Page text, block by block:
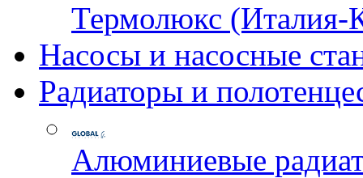
Термолюкс (Италия-
Насосы и насосные
Радиаторы и
Алюминиевые